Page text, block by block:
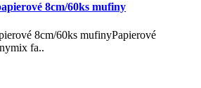
8cm/60ks mufiny
8cm/60ks mufinyPapierové
fa..